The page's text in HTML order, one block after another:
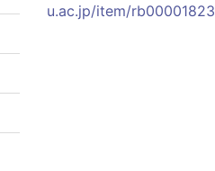
u.ac.jp/item/rb00001823